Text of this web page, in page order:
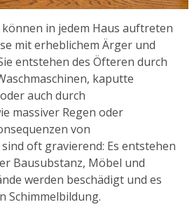
in jedem Haus auftreten
mit erheblichem Ärger und
entstehen des Öfteren durch
kaputte
auch durch
massiver Regen oder
von
oft gravierend: Es entstehen
Bausubstanz, Möbel und
werden beschädigt und es
Schimmelbildung.